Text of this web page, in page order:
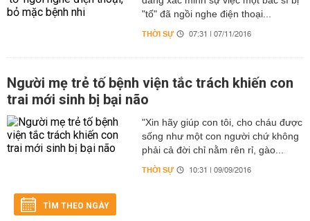
"tố" đã ngồi nghe điện thoại...
THỜI SỰ 07:31 | 07/11/2016
Người mẹ trẻ tố bệnh viện tắc trách khiến con
trai mới sinh bị bại não
"Xin hãy giúp con tôi, cho cháu được
sống như một con người chứ không
phải cả đời chỉ nằm rên rỉ, gào...
THỜI SỰ 10:31 | 09/09/2016
TÌM THEO NGÀY